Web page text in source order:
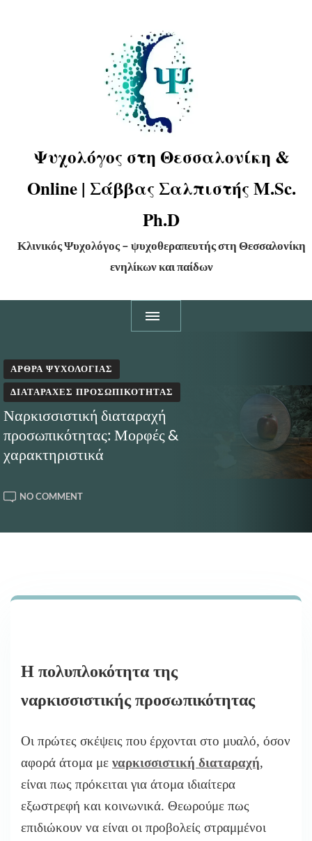
Ψυχολόγος στη Θεσσαλονίκη &
Online | Σάββας Σαλπιστής M.Sc.
Ph.D
Κλινικός Ψυχολόγος – ψυχοθεραπευτής στη Θεσσαλονίκη
ενηλίκων και παίδων
ΆΡΘΡΑ ΨΥΧΟΛΟΓΊΑΣ
ΔΙΑΤΑΡΑΧΈΣ ΠΡΟΣΩΠΙΚΌΤΗΤΑΣ
Ναρκισσιστική διαταραχή
προσωπικότητας: Μορφές &
χαρακτηριστικά
NO COMMENTON
Η πολυπλοκότητα της
ναρκισσιστικής προσωπικότητας
Οι πρώτες σκέψεις που έρχονται στο μυαλό, όσον
αφορά άτομα με ναρκισσιστική διαταραχή,
είναι πως πρόκειται για άτομα ιδιαίτερα
εξωστρεφή και κοινωνικά. Θεωρούμε πως
επιδιώκουν να είναι οι προβολείς στραμμένοι